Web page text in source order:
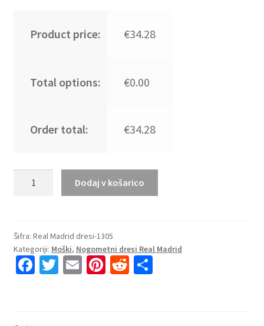
Product price: €34.28
Total options: €0.00
Order total: €34.28
Real
Madrid
Vratar
zelena
Dodaj v košarico
Šifra: Real Madrid dresi-1305
Kategoriji: Moški, Nogometni dresi Real Madrid
Fa T E Pi R S